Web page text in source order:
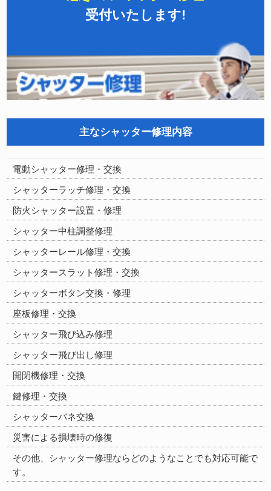
受付いたします!
主なシャッター修理内容
電動シャッター修理・交換
シャッターラッチ修理・交換
防火シャッター設置・修理
シャッター中柱調整修理
シャッターレール修理・交換
シャッタースラット修理・交換
シャッターボタン交換・修理
座板修理・交換
シャッター飛び込み修理
シャッター飛び出し修理
開閉機修理・交換
鍵修理・交換
シャッターバネ交換
災害による損壊時の修復
その他、シャッター修理ならどのようなことでも対応可能で
す。